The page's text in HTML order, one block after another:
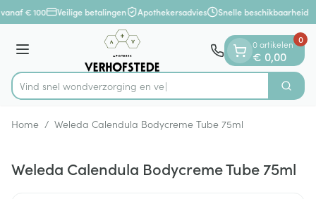
Ga naar de inhoud
1 van 1
€ 100 Veilige betalingen Apothekersadvies Snelle beschikbaarheid
Menu
Product, merk, categorie...
Vind snel wondverzorg Zoek
0 artikelen
€ 0,00
0
Home / Weleda Calendula Bodycreme Tube 75ml
Weleda Calendula Bodycreme Tube 75ml